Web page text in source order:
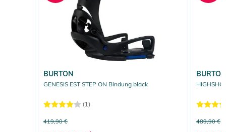
BURTON
GENESIS EST STEP ON Bindung black
(1)
419,90 €
BURTON
489,90 €